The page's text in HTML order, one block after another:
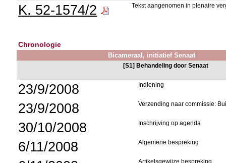
K. 52-1574/2 Tekst aangenomen in plenaire
Chronologie
Bicameraal, initiatief Senaat
[S1] Behandeling door Senaat
23/9/2008 Indiening
23/9/2008 Verzending naar commissie:
30/10/2008 Inschrijving op agenda
6/11/2008 Algemene bespreking
Artikelsgewijze bespreking